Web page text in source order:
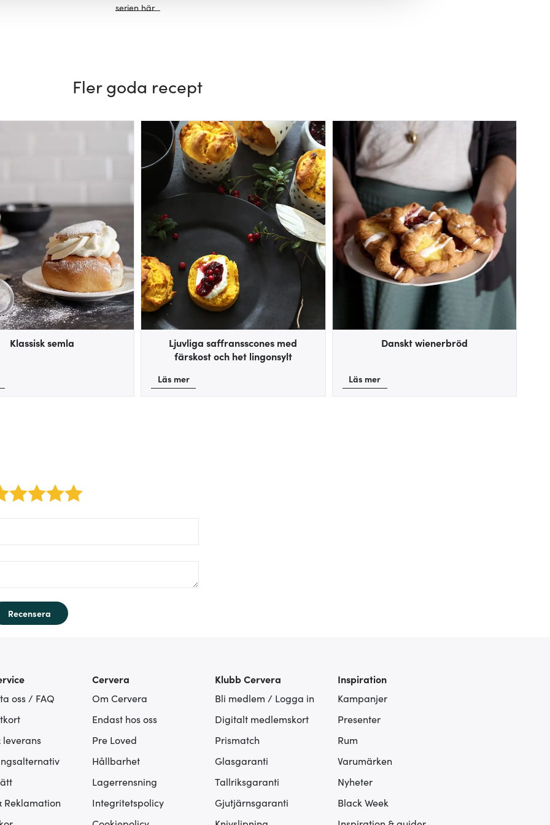
serien här
Fler goda recept
Klassisk semla
Ljuvliga saffransscones med
färskost och het lingonsylt
Läs mer
Danskt wienerbröd
Läs mer
2 stars 3 stars 4 stars 5 stars
label/author:
Recensera
oss / FAQ
leverans
Reklamation
Cervera
Om Cervera
Endast hos oss
Pre Loved
Hållbarhet
Lagerrensning
Integritetspolicy
Klubb Cervera
Bli medlem / Logga in
Digitalt medlemskort
Prismatch
Glasgaranti
Tallriksgaranti
Gjutjärnsgaranti
Inspiration
Kampanjer
Presenter
Rum
Varumärken
Nyheter
Black Week